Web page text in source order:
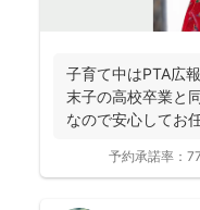
子育て中はPTA広
末子の高校卒業と
なので安心してお
予約承諾率：